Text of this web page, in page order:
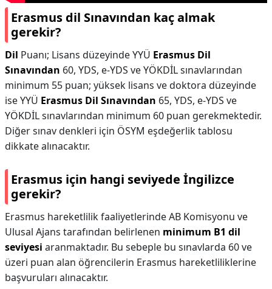
Erasmus dil Sınavından kaç almak
gerekir?
Dil Puanı; Lisans düzeyinde YYÜ Erasmus Dil
Sınavından 60, YDS, e-YDS ve YÖKDİL sınavlarından
minimum 55 puan; yüksek lisans ve doktora düzeyinde
ise YYÜ Erasmus Dil Sınavından 65, YDS, e-YDS ve
YÖKDİL sınavlarından minimum 60 puan gerekmektedir.
Diğer sınav denkleri için ÖSYM eşdeğerlik tablosu
dikkate alınacaktır.
Erasmus için hangi seviyede İngilizce
gerekir?
Erasmus hareketlilik faaliyetlerinde AB Komisyonu ve
Ulusal Ajans tarafından belirlenen minimum B1 dil
seviyesi aranmaktadır. Bu sebeple bu sınavlarda 60 ve
üzeri puan alan öğrencilerin Erasmus hareketliliklerine
başvuruları alınacaktır.